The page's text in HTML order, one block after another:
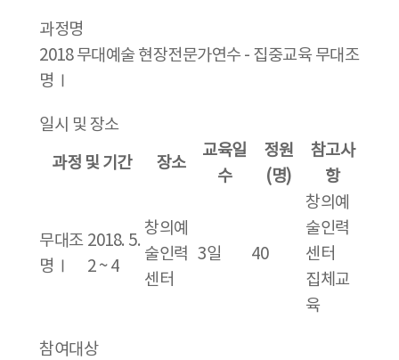
과정명
2018 무대예술 현장전문가연수 - 집중교육 무대조
명Ⅰ
일시 및 장소
과정 및 기간 장소
교육일
수
정원
(명)
참고사
항
무대조
명Ⅰ
2018. 5.
2 ~ 4
창의예
술인력
센터
3일 40
창의예
술인력
센터
집체교
육
참여대상